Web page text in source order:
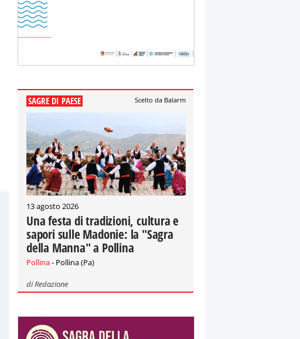
SAGRE DI PAESE Scelto da Balarm
13 agosto 2026
Una festa di tradizioni, cultura e
sapori sulle Madonie: la "Sagra
della Manna" a Pollina
Pollina- Pollina (Pa)
diRedazione